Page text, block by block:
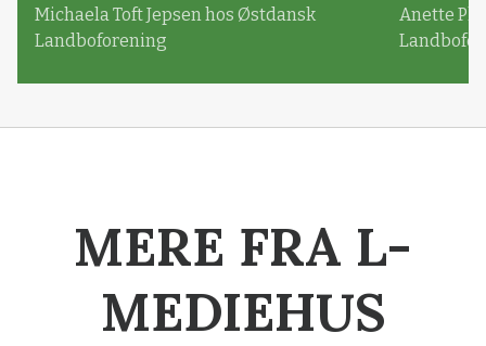
Michaela Toft Jepsen hos Østdansk
Landboforening
Anette
MERE FRA L-
MEDIEHUS